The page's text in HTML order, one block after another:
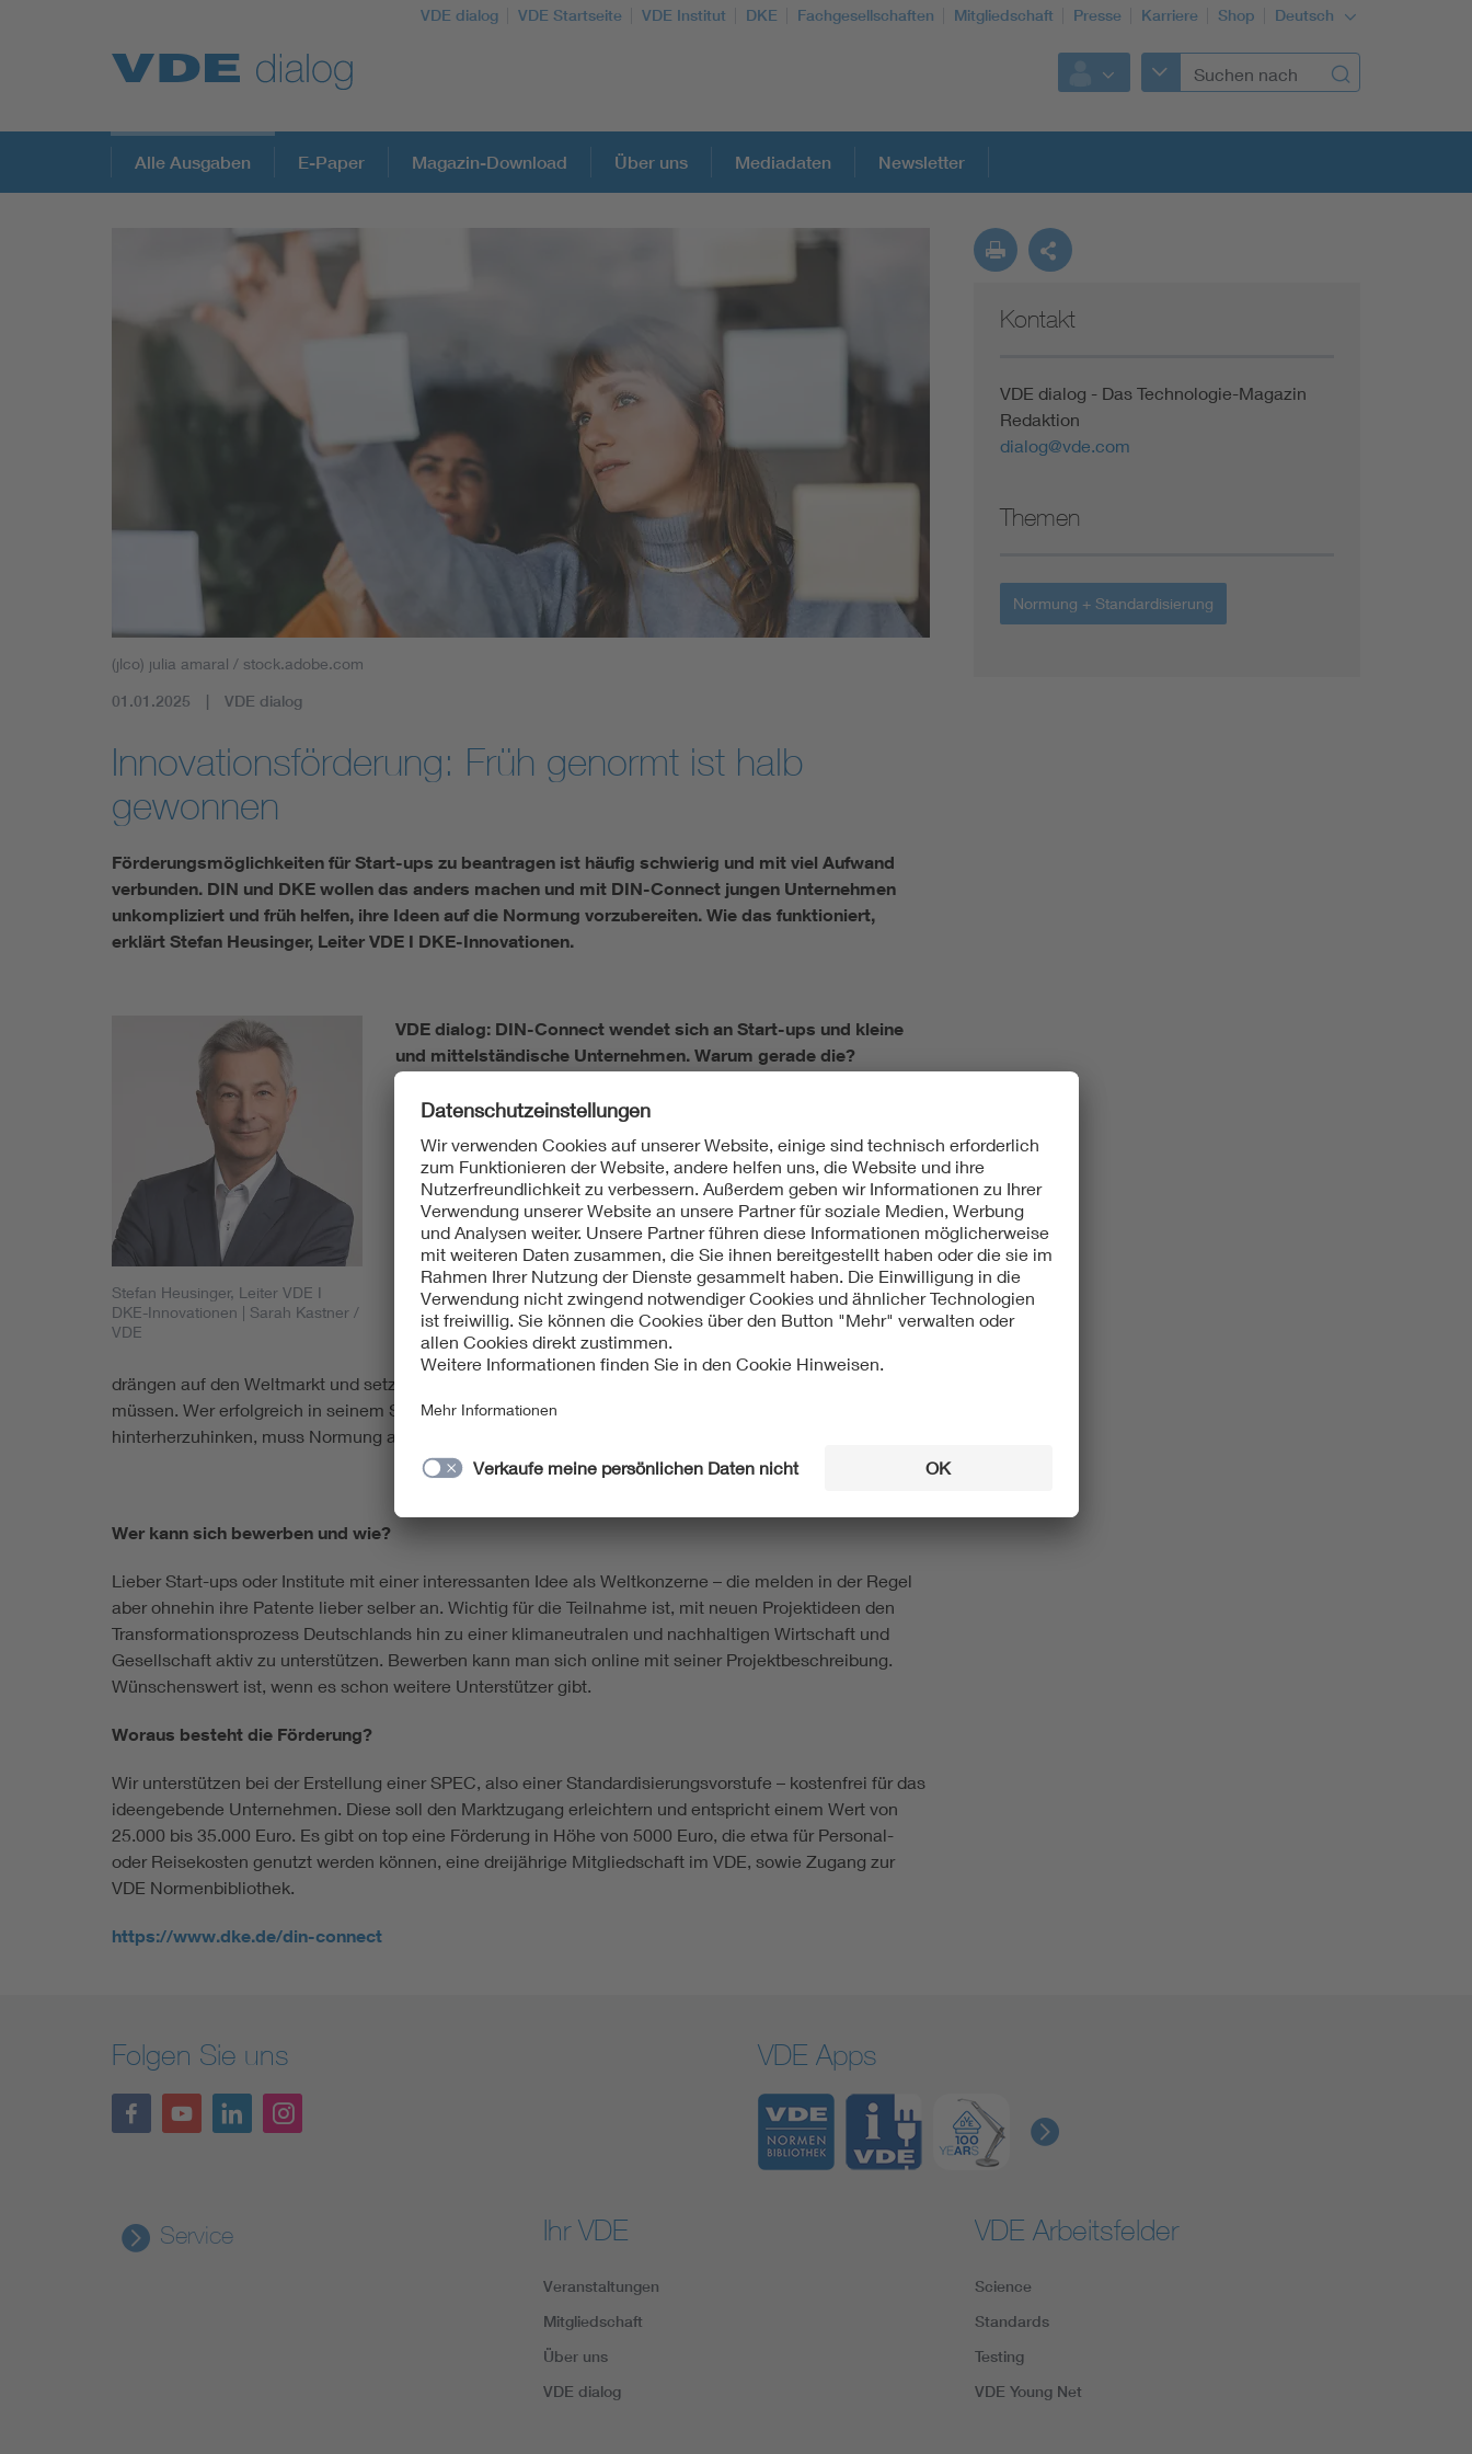
VDE dialog VDE Startseite VDE Institut DKE Fachgesellschaften Mitgliedschaft Presse Karriere Shop Deutsch
Alle Ausgaben E-Paper Magazin-Download Über uns Mediadaten Newsletter
(jlco) julia amaral / stock.adobe.com
01.01.2025 VDE dialog
Innovationsförderung: Früh genormt ist halb
gewonnen
Förderungsmöglichkeiten für Start-ups zu beantragen ist häufig schwierig und mit viel Aufwand
verbunden. DIN und DKE wollen das anders machen und mit DIN-Connect jungen Unternehmen
unkompliziert und früh helfen, ihre Ideen auf die Normung vorzubereiten. Wie das funktioniert,
erklärt Stefan Heusinger, Leiter VDE I DKE-Innovationen.
Stefan Heusinger, Leiter VDE I
DKE-Innovationen | Sarah Kastner /
VDE
VDE dialog: DIN-Connect wendet sich an Start-ups und kleine
und mittelständische Unternehmen. Warum gerade die?
Stefan Heusinger:Junge Unternehmen haben oft pfiffige, frische
Projektideen. Ohne Unterstützung und im Wettbewerb mit
etablierten Großunternehmen dauert die Realisierung allerdings oft
sehr lange oder klappt gar nicht. Und das Know-how bezüglich
Normung und Normen mit ihren positiven Effekten fehlt häufig.
Warum ist Schnelligkeit so ein entscheidender Faktor?
Früher wurden Produkte mit deutscher Gründlichkeit erst mal bis zur
Marktreife entwickelt – und dann wurde die Normung gestartet. Das
geht heute nicht mehr. Insbesondere asiatische Wettbewerber
drängen auf den Weltmarkt und setzen hier immer häufiger die Standards, die Europäer dann erfüllen
müssen. Wer erfolgreich in seinem Segment sein und den Markt bestimmen will, statt ihm
hinterherzuhinken, muss Normung also frühzeitig mitdenken.
Wer kann sich bewerben und wie?
Lieber Start-ups oder Institute mit einer interessanten Idee als Weltkonzerne – die melden in der Regel
aber ohnehin ihre Patente lieber selber an. Wichtig für die Teilnahme ist, mit neuen Projektideen den
Transformationsprozess Deutschlands hin zu einer klimaneutralen und nachhaltigen Wirtschaft und
Gesellschaft aktiv zu unterstützen. Bewerben kann man sich online mit seiner Projektbeschreibung.
Wünschenswert ist, wenn es schon weitere Unterstützer gibt.
Woraus besteht die Förderung?
Wir unterstützen bei der Erstellung einer SPEC, also einer Standardisierungsvorstufe – kostenfrei für das
ideengebende Unternehmen. Diese soll den Marktzugang erleichtern und entspricht einem Wert von
25.000 bis 35.000 Euro. Es gibt on top eine Förderung in Höhe von 5000 Euro, die etwa für Personal-
oder Reisekosten genutzt werden können, eine dreijährige Mitgliedschaft im VDE, sowie Zugang zur
VDE Normenbibliothek.
https://www.dke.de/din-connect
Kontakt
VDE dialog - Das Technologie-Magazin
Redaktion
dialog@vde.com
Themen
Normung + Standardisierung
Folgen Sie uns VDE Apps
Service Ihr VDE
Veranstaltungen
Mitgliedschaft
Über uns
VDE dialog
VDE Arbeitsfelder
Science
Standards
Testing
VDE Young Net